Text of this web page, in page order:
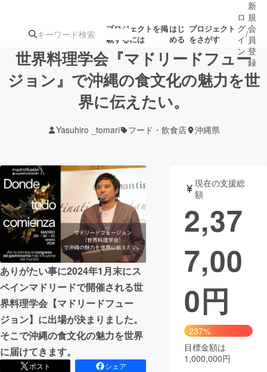
プロジェクトを掲
載するには
はじ
める
プロジェクト
をさがす
注目のリ 注目の新着プロ募集終了が近いプ
テクノロジー・ガジェット
映像・映画 書籍・雑誌
ビジネス・起業 チャレンジ
まちづくり・地域活性化
CAMPFIRE for Social Good
CAMPFIRE Creation
CAMPFIREふるさと納税
コミュニティ
ロ
グ
イ
ン
/
新
規
会
員
登
録
世界料理学会『マドリードフュー
ジョン』で沖縄の食文化の魅力を世
界に伝えたい。
Yasuhiro _tomari フード・飲食店 沖縄県
ありがたい事に2024年1月末にス
ペインマドリードで開催される世
界料理学会【マドリードフュー
ジョン】に出場が決まりました。
そこで沖縄の食文化の魅力を世界
に届けてきます。
ポスト
シェア
現在の支援総
額
2,37
7,00
0円
237%
目標金額は
1,000,000円